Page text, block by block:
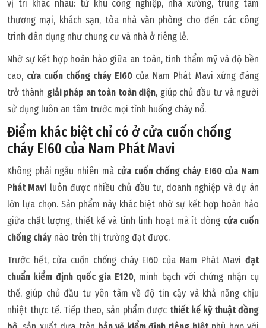
vị trí khác nhau: từ khu công nghiệp, nhà xưởng, trung tâm
thương mại, khách sạn, tòa nhà văn phòng cho đến các công
trình dân dụng như chung cư và nhà ở riêng lẻ.
Nhờ sự kết hợp hoàn hảo giữa an toàn, tính thẩm mỹ và độ bền
cao, cửa cuốn chống cháy EI60của Nam Phát Mavi xứng đáng
trở thành giải pháp an toàn toàn diện, giúp chủ đầu tư và người
sử dụng luôn an tâm trước mọi tình huống cháy nổ.
Điểm khác biệt chỉ có ở cửa cuốn chống
cháy EI60 của Nam Phát Mavi
Không phải ngẫu nhiên mà cửa cuốn chống cháy EI60 của Nam
Phát Mavi luôn được nhiều chủ đầu tư, doanh nghiệp và dự án
lớn lựa chọn. Sản phẩm này khác biệt nhờ sự kết hợp hoàn hảo
giữa chất lượng, thiết kế và tính linh hoạt mà ít dòng cửa cuốn
chống cháy nào trên thị trường đạt được.
Trước hết, cửa cuốn chống cháy EI60 của Nam Phát Mavi đạt
chuẩn kiểm định quốc gia E120, minh bạch với chứng nhận cụ
thể, giúp chủ đầu tư yên tâm về độ tin cậy và khả năng chịu
nhiệt thực tế. Tiếp theo, sản phẩm được thiết kế kỹ thuật đồng